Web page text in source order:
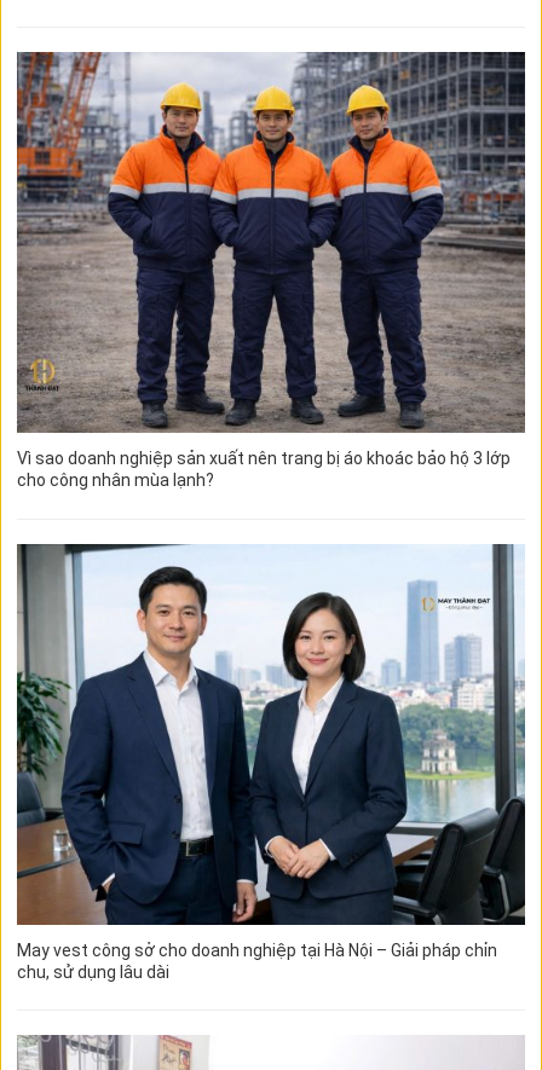
Vì sao doanh nghiệp sản xuất nên trang bị áo khoác bảo hộ 3 lớp
cho công nhân mùa lạnh?
May vest công sở cho doanh nghiệp tại Hà Nội – Giải pháp chỉn
chu, sử dụng lâu dài